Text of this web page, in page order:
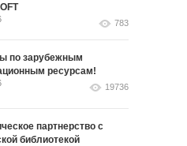
783
по зарубежным
ресурсам!
19736
партнерство с
библиотекой